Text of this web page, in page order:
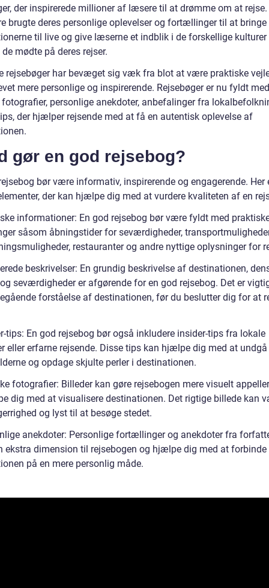
der inspirerede millioner af læsere til at drømme om at rejse.
brugte deres personlige oplevelser og fortællinger til at bringe
til live og give læserne et indblik i de forskellige kulturer
mødte på deres rejser.
rejsebøger har bevæget sig væk fra blot at være praktiske
mere personlige og inspirerende. Rejsebøger er nu fyldt med
personlige anekdoter, anbefalinger fra
der hjælper rejsende med at få en autentisk oplevelse af
gør en god rejsebog?
bør være informativ, inspirerende og engagerende. Her
der kan hjælpe dig med at vurdere kvaliteten af en
informationer: En god rejsebog bør være fyldt med
såsom åbningstider for seværdigheder,
restauranter og andre nyttige oplysninger for
beskrivelser: En grundig beskrivelse af destinationen,
seværdigheder er afgørende for en god rejsebog. Det er
forståelse af destinationen, før du beslutter dig for at
tips: En god rejsebog bør også inkludere insider-tips fra lokale
eller erfarne rejsende. Disse tips kan hjælpe dig med at undgå
og opdage skjulte perler i destinationen.
fotografier: Billeder kan gøre rejsebogen mere visuelt
dig med at visualisere destinationen. Det rigtige billede kan
og lyst til at besøge stedet.
anekdoter: Personlige fortællinger og anekdoter fra
ekstra dimension til rejsebogen og hjælpe dig med at forbinde
på en mere personlig måde.